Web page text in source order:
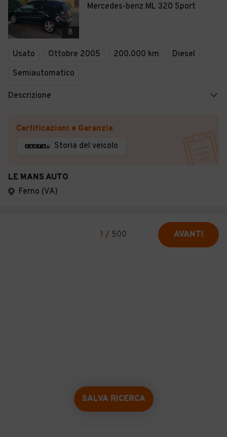
8
Mercedes-benz ML 320 Sport
Usato Ottobre 2005 200.000 km
Diesel
Semiautomatico
Descrizione
Certificazioni e Garanzie
Storia del veicolo
LE MANS AUTO
Ferno (VA)
1 / 500 AVANTI
SALVA RICERCA